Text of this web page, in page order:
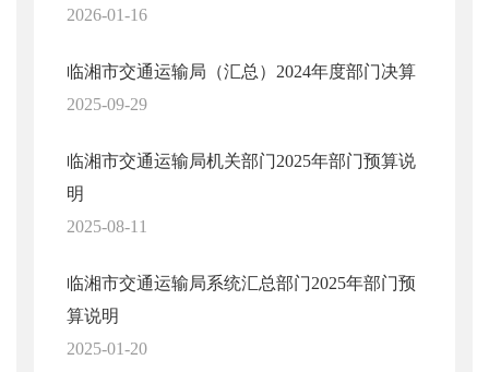
2026-01-16
临湘市交通运输局（汇总）2024年度部门决算
2025-09-29
临湘市交通运输局机关部门2025年部门预算说
明
2025-08-11
临湘市交通运输局系统汇总部门2025年部门预
算说明
2025-01-20